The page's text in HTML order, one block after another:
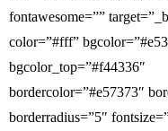
fontawesome=””
color=”#fff”
bgcolor_top=”#f44336″
bordercolor=”#e57373″
borderradius=”5″